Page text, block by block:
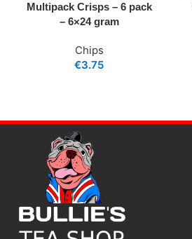
Multipack Crisps – 6 pack
– 6×24 gram
Chips
€3.75